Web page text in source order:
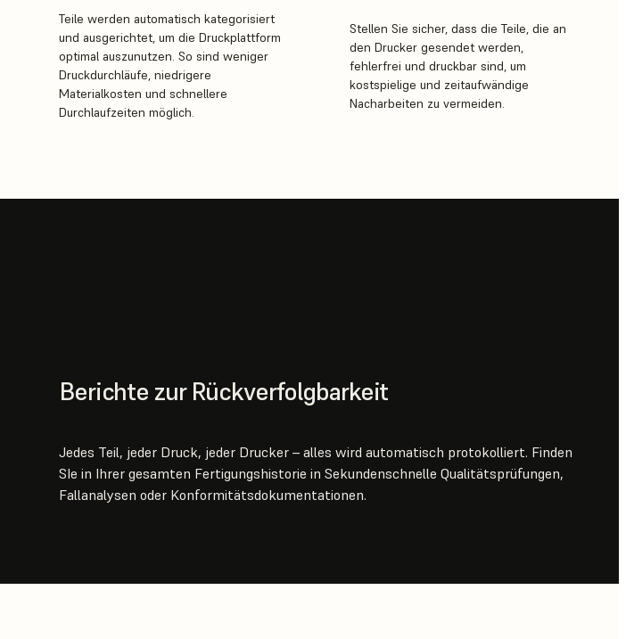
Teile werden automatisch kategorisiert
und ausgerichtet, um die Druckplattform
optimal auszunutzen. So sind weniger
Druckdurchläufe, niedrigere
Materialkosten und schnellere
Durchlaufzeiten möglich.
Stellen Sie sicher, dass die Teile, die an
den Drucker gesendet werden,
fehlerfrei und druckbar sind, um
kostspielige und zeitaufwändige
Nacharbeiten zu vermeiden.
Berichte zur Rückverfolgbarkeit
Jedes Teil, jeder Druck, jeder Drucker – alles wird automatisch protokolliert. Finden
SIe in Ihrer gesamten Fertigungshistorie in Sekundenschnelle Qualitätsprüfungen,
Fallanalysen oder Konformitätsdokumentationen.